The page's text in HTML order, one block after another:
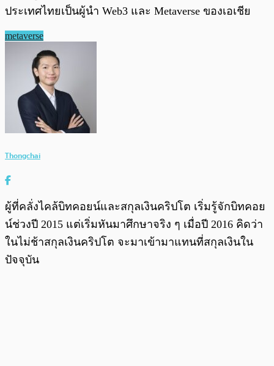
ประเทศไทยเป็นผู้นำ Web3 และ Metaverse ของเอเชีย
metaverse
Thongchai
ผู้ที่คลั่งไคล้บิทคอยน์และสกุลเงินคริปโต เริ่มรู้จักบิทคอย
น์ช่วงปี 2015 แต่เริ่มหันมาศึกษาจริง ๆ เมื่อปี 2016 คิดว่า
ในไม่ช้าสกุลเงินคริปโต จะมาเข้ามาแทนที่สกุลเงินใน
ปัจจุบัน